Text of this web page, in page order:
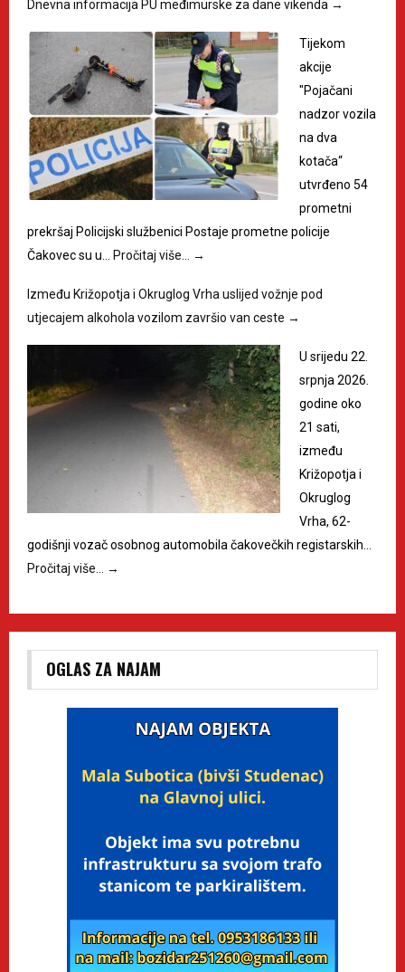
Dnevna informacija PU međimurske za dane vikenda →
Tijekom
akcije
"Pojačani
nadzor vozila
na dva
kotača“
utvrđeno 54
prometni
prekršaj Policijski službenici Postaje prometne policije
Čakovec su u…
Pročitaj više… →
Između Križopotja i Okruglog Vrha uslijed vožnje pod
utjecajem alkohola vozilom završio van ceste →
U srijedu 22.
srpnja 2026.
godine oko
21 sati,
između
Križopotja i
Okruglog
Vrha, 62-
godišnji vozač osobnog automobila čakovečkih registarskih…
Pročitaj više…
→
OGLAS ZA NAJAM